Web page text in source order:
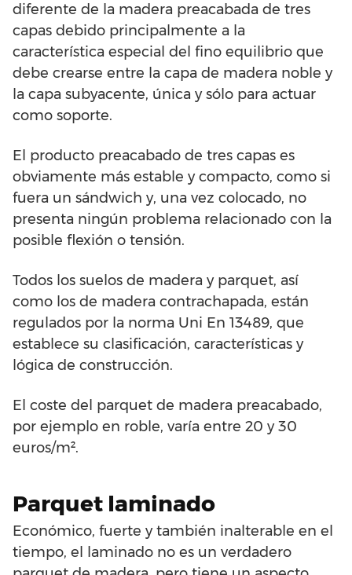
diferente de la madera preacabada de tres
capas debido principalmente a la
característica especial del fino equilibrio que
debe crearse entre la capa de madera noble y
la capa subyacente, única y sólo para actuar
como soporte.
El producto preacabado de tres capas es
obviamente más estable y compacto, como si
fuera un sándwich y, una vez colocado, no
presenta ningún problema relacionado con la
posible flexión o tensión.
Todos los suelos de madera y parquet, así
como los de madera contrachapada, están
regulados por la norma Uni En 13489, que
establece su clasificación, características y
lógica de construcción.
El coste del parquet de madera preacabado,
por ejemplo en roble, varía entre 20 y 30
euros/m².
Parquet laminado
Económico, fuerte y también inalterable en el
tiempo, el laminado no es un verdadero